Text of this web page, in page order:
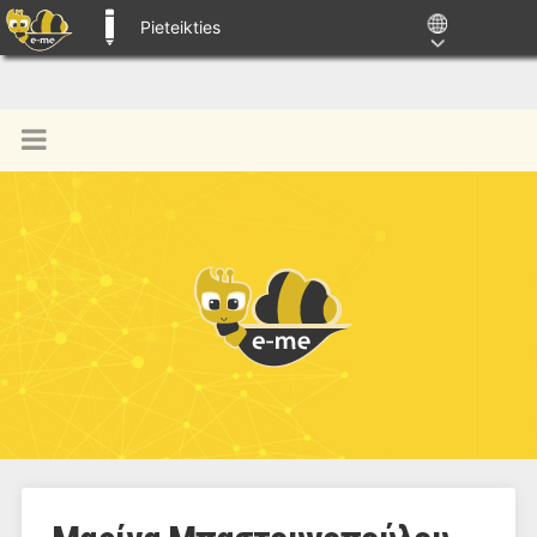
E-ME BLOGS
Pieteikties